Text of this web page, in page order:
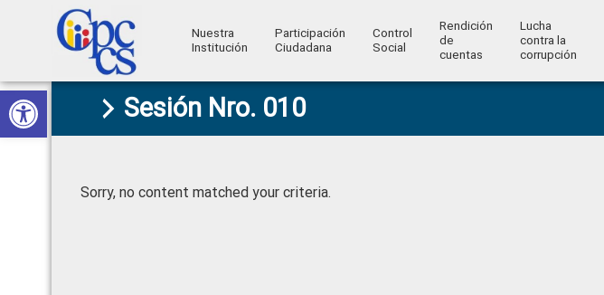
Abrir barra de herramientas
Skip
to
primary
Skip
to
main
Skip
to
primary
Skip
to
footer
Consejo
Ciudadana
Construyendo
Ciudadano
Nuestra
Institución
Participación
Ciudadana
Control
Social
Rendición
de
cuentas
Lucha
contra la
corrupción
Sesión Nro. 010
Sorry, no content matched your criteria.